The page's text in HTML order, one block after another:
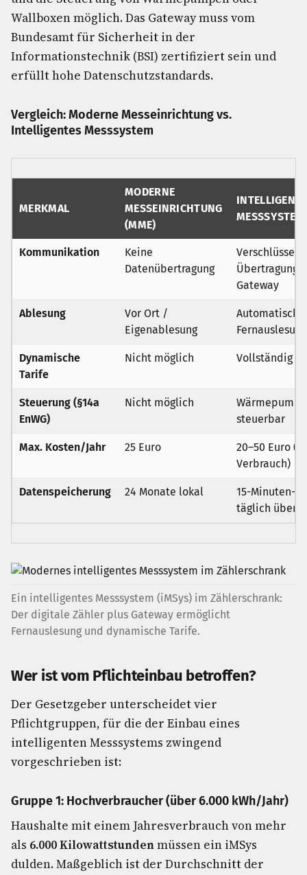
Wallboxen möglich. Das Gateway muss vom
Bundesamt für Sicherheit in der
Informationstechnik (BSI) zertifiziert sein und
erfüllt hohe Datenschutzstandards.
Vergleich: Moderne Messeinrichtung vs.
Intelligentes Messsystem
MERKMAL
MODERNE
MESSEINRICHTUNG
(MME)
Kommunikation
Keine
Datenübertragung
Übertragung
Gateway
Ablesung
Vor Ort /
Eigenablesung
Automatische
Fernauslesung
Dynamische
Tarife
Nicht möglich Vollständig
Steuerung (§14a
EnWG)
Nicht möglich
steuerbar
Max. Kosten/Jahr 25 Euro
20–50 Euro
Verbrauch)
Datenspeicherung 24 Monate lokal
15-Minuten-
täglich
Ein intelligentes Messsystem (iMSys) im Zählerschrank:
Der digitale Zähler plus Gateway ermöglicht
Fernauslesung und dynamische Tarife.
Wer ist vom Pflichteinbau betroffen?
Der Gesetzgeber unterscheidet vier
Pflichtgruppen, für die der Einbau eines
intelligenten Messsystems zwingend
vorgeschrieben ist:
Gruppe 1: Hochverbraucher (über 6.000 kWh/Jahr)
Haushalte mit einem Jahresverbrauch von mehr
als 6.000 Kilowattstundenmüssen ein iMSys
dulden. Maßgeblich ist der Durchschnitt der